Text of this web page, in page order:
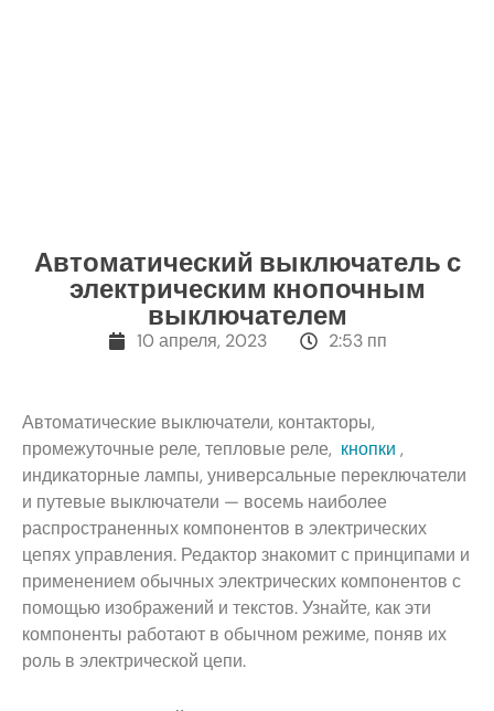
Автоматический выключатель с
электрическим кнопочным
выключателем
10 апреля, 2023 2:53 пп
Автоматические выключатели, контакторы,
промежуточные реле, тепловые реле, кнопки ,
индикаторные лампы, универсальные переключатели
и путевые выключатели — восемь наиболее
распространенных компонентов в электрических
цепях управления. Редактор знакомит с принципами и
применением обычных электрических компонентов с
помощью изображений и текстов. Узнайте, как эти
компоненты работают в обычном режиме, поняв их
роль в электрической цепи.